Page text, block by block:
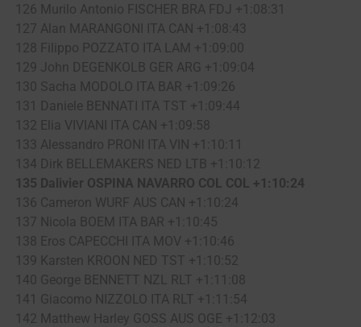
126 Murilo Antonio FISCHER BRA FDJ +1:08:31
127 Alan MARANGONI ITA CAN +1:08:43
128 Filippo POZZATO ITA LAM +1:09:00
129 John DEGENKOLB GER ARG +1:09:04
130 Sacha MODOLO ITA BAR +1:09:26
131 Daniele BENNATI ITA TST +1:09:44
132 Elia VIVIANI ITA CAN +1:09:58
133 Alessandro PRONI ITA VIN +1:10:11
134 Dirk BELLEMAKERS NED LTB +1:10:12
135 Dalivier OSPINA NAVARRO COL COL +1:10:24
136 Cameron WURF AUS CAN +1:10:24
137 Nicola BOEM ITA BAR +1:10:45
138 Eros CAPECCHI ITA MOV +1:10:46
139 Karsten KROON NED TST +1:10:52
140 George BENNETT NZL RLT +1:11:08
141 Giacomo NIZZOLO ITA RLT +1:11:54
142 Matthew Harley GOSS AUS OGE +1:12:03